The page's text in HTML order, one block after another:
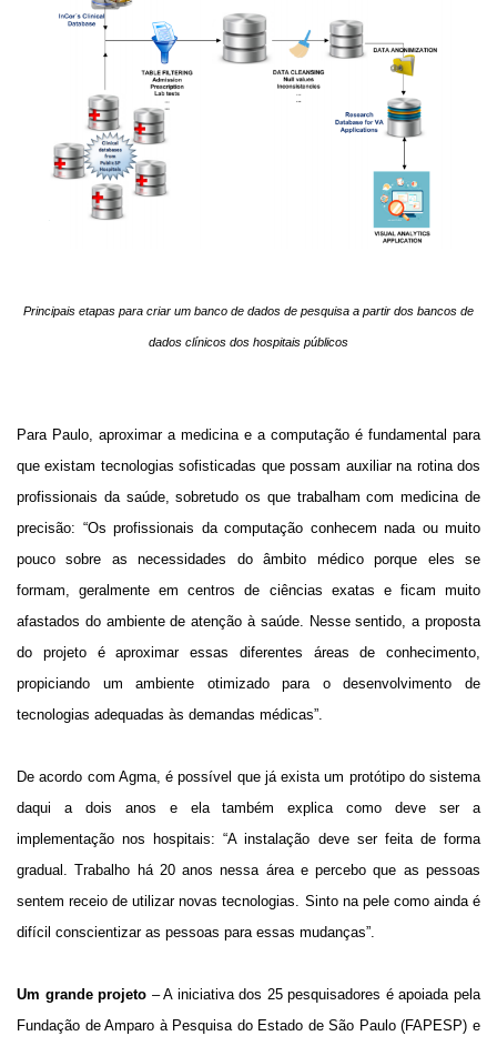
Principais etapas para criar um banco de dados de pesquisa a partir dos bancos de
dados clínicos dos hospitais públicos
Para Paulo, aproximar a medicina e a computação é fundamental para
que existam tecnologias sofisticadas que possam auxiliar na rotina dos
profissionais da saúde, sobretudo os que trabalham com medicina de
precisão: “Os profissionais da computação conhecem nada ou muito
pouco sobre as necessidades do âmbito médico porque eles se
formam, geralmente em centros de ciências exatas e ficam muito
afastados do ambiente de atenção à saúde. Nesse sentido, a proposta
do projeto é aproximar essas diferentes áreas de conhecimento,
propiciando um ambiente otimizado para o desenvolvimento de
tecnologias adequadas às demandas médicas”.
De acordo com Agma, é possível que já exista um protótipo do sistema
daqui a dois anos e ela também explica como deve ser a
implementação nos hospitais: “A instalação deve ser feita de forma
gradual. Trabalho há 20 anos nessa área e percebo que as pessoas
sentem receio de utilizar novas tecnologias. Sinto na pele como ainda é
difícil conscientizar as pessoas para essas mudanças”.
Um grandeprojeto – A iniciativa dos 25 pesquisadores é apoiada pela
Fundação de Amparo à Pesquisa do Estado de São Paulo (FAPESP) e